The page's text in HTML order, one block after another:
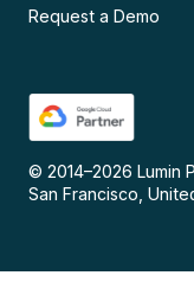
Request a Demo
© 2014–2026 Lumin
San Francisco,